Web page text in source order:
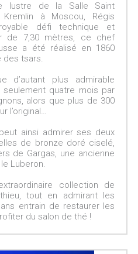
lustre de la Salle Saint
à Moscou, Régis
défi technique et
de 7,30 mètres, ce chef
a été réalisé en 1860
des tsars.
d’autant plus admirable
seulement quatre mois par
alors que plus de 300
l’original…
ainsi admirer ses deux
de bronze doré ciselé,
de Gargas, une ancienne
Luberon.
collection de
tout en admirant les
entrain de restaurer les
du salon de thé !